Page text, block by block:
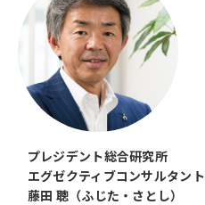
プレジデント総合研究所
エグゼクティブコンサルタント
藤田 聰（ふじた・さとし）